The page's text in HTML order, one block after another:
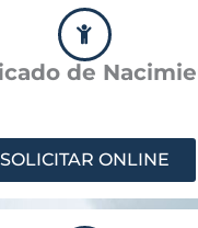
de
SOLICITAR ONLINE